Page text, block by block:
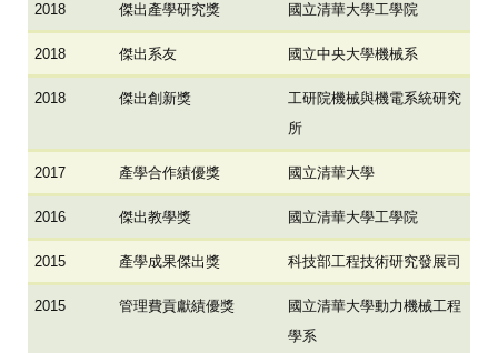
2018 傑出產學研究獎 國立清華大學工學院
2018 傑出系友 國立中央大學機械系
2018 傑出創新獎
工研院機械與機電系統研究
所
2017 產學合作績優獎 國立清華大學
2016 傑出教學獎 國立清華大學工學院
2015 產學成果傑出獎 科技部工程技術研究發展司
2015 管理費貢獻績優獎
國立清華大學動力機械工程
學系